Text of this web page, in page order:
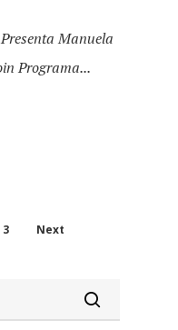
Manuela
Programa...
3 Next